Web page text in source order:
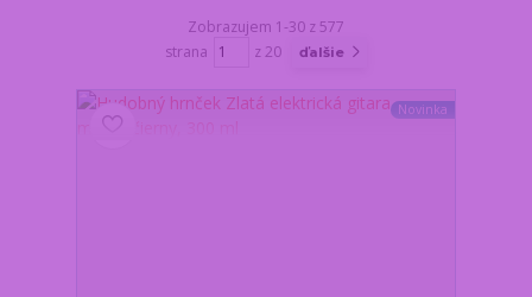
Zobrazujem 1-30 z 577
strana
z 20 ďalšie
Novinka